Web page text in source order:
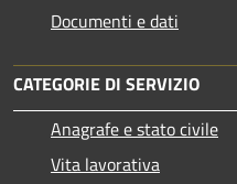
Documenti e dati
CATEGORIE DI SERVIZIO
Anagrafe e stato civile
Vita lavorativa